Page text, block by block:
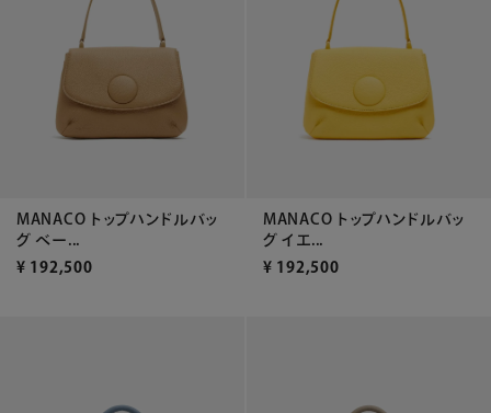
MANACO トップハンドルバッ
グ ベー...
¥ 192,500
MANACO トップハンドルバッ
グ イエ...
¥ 192,500